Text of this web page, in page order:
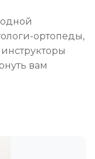
ортопеды,
вам